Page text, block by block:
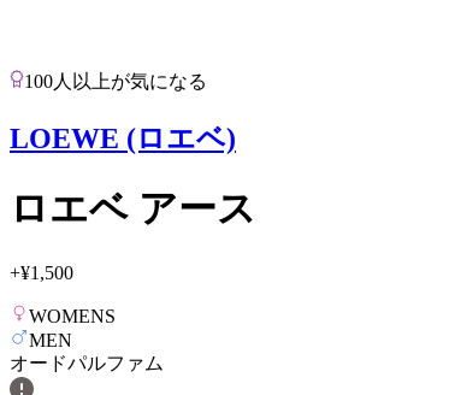
100人以上が気になる
LOEWE (ロエベ)
ロエベ アース
+¥1,500
WOMENS
MEN
オードパルファム